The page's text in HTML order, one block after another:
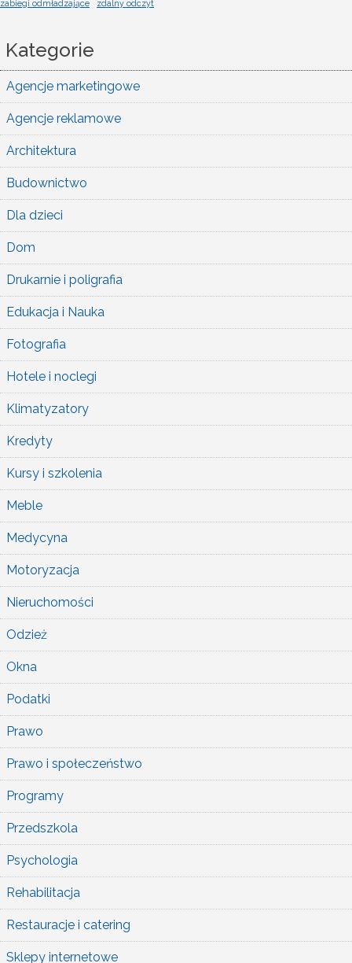
zabiegi odmładzające
zdalny odczyt
Kategorie
Agencje marketingowe
Agencje reklamowe
Architektura
Budownictwo
Dla dzieci
Dom
Drukarnie i poligrafia
Edukacja i Nauka
Fotografia
Hotele i noclegi
Klimatyzatory
Kredyty
Kursy i szkolenia
Meble
Medycyna
Motoryzacja
Nieruchomości
Odzież
Okna
Podatki
Prawo
Prawo i społeczeństwo
Programy
Przedszkola
Psychologia
Rehabilitacja
Restauracje i catering
Sklepy internetowe